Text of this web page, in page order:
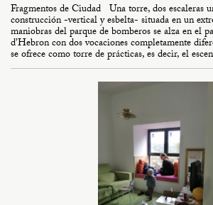
Fragmentos de Ciudad Una torre, dos escaleras
construcción -vertical y esbelta- situada en un
maniobras del parque de bomberos se alza en el
d’Hebron con dos vocaciones completamente
se ofrece como torre de prácticas, es decir, el